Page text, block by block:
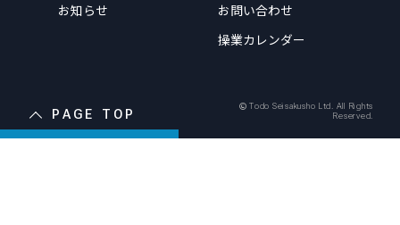
お知らせ
お問い合わせ
操業カレンダー
Todo Seisakusho Ltd. All Rights
Reserved.
PAGE TOP